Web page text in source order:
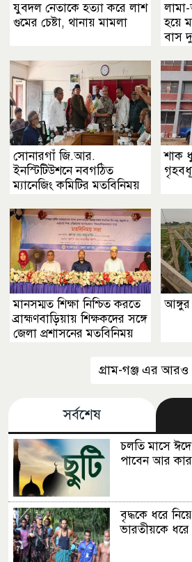
যুবদল নেতাকে হত্যা করে লাশ
গুমের চেষ্টা, থানায় মামলা
হয়ে
বাস
সোনারগাঁ জি.আর.
ইনস্টিটিউশনে নবগঠিত
ম্যানেজিং কমিটির মতবিনিময়
শাক
মানসম্মত শিক্ষা নিশ্চিত করতে
ব্রাহ্মণবাড়িয়ায় শিক্ষকদের সঙ্গে
জেলা প্রশাসনের মতবিনিময়
আঙ্গুর
গ্রাম-গঞ্জ এর
সর্বশেষ
চলতি মাসে ঈদে
পাবেন আর
বৃদ্ধকে ধরে
ভারতীয়কে